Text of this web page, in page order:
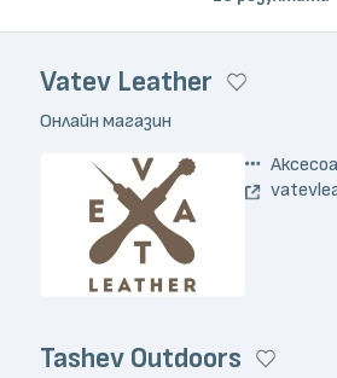
Vatev Leather
Онлайн магазин
Tashev Outdoors